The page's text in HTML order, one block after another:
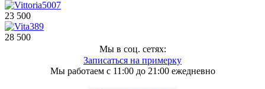
23 500
28 500
Мы в соц. сетях:
Записаться на примерку
Мы работаем с 11:00 до 21:00 ежедневно